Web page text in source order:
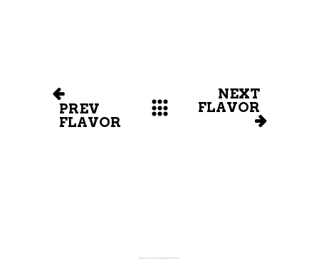
PREV
FLAVOR
NEXT
FLAVOR